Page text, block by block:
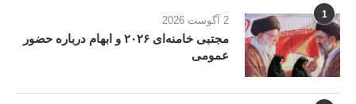
1 2 آگوست 2026
مجتبی خامنه‌ای ۲۰۲۶ و ابهام درباره حضور
عمومی